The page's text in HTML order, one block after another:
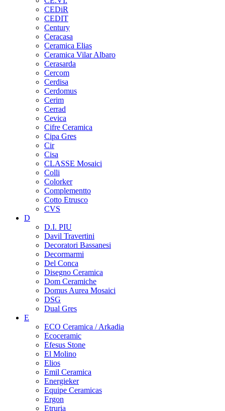
CEDiR
CEDIT
Century
Ceracasa
Ceramica Elias
Ceramica Vilar Albaro
Cerasarda
Cercom
Cerdisa
Cerdomus
Cerim
Cerrad
Cevica
Cifre Ceramica
Cipa Gres
Cir
Cisa
CLASSE Mosaici
Colli
Colorker
Complementto
Cotto Etrusco
CVS
D
D.I. PIU
Davil Travertini
Decoratori Bassanesi
Decormarmi
Del Conca
Disegno Ceramica
Dom Ceramiche
Domus Aurea Mosaici
DSG
Dual Gres
E
ECO Ceramica / Arkadia
Ecoceramic
Efesus Stone
El Molino
Elios
Emil Ceramica
Energieker
Equipe Ceramicas
Ergon
Etruria